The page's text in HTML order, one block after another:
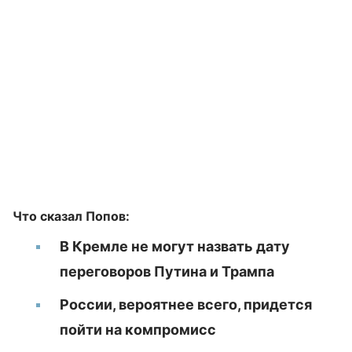
Что сказал Попов:
В Кремле не могут назвать дату
переговоров Путина и Трампа
России, вероятнее всего, придется
пойти на компромисс